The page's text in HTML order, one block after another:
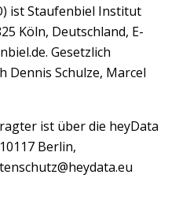
ist Staufenbiel Institut
Köln, Deutschland, E-
Gesetzlich
Dennis Schulze, Marcel
ist über die heyData
Berlin,